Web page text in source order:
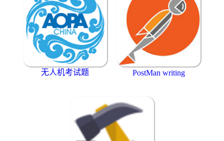
无人机考试题 PostMan writing